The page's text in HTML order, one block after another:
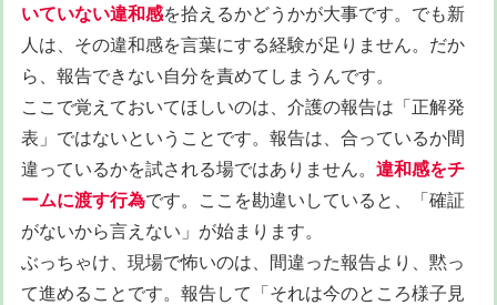
いていない違和感を拾えるかどうかが大事です。でも新
人は、その違和感を言葉にする経験が足りません。だか
ら、報告できない自分を責めてしまうんです。
ここで覚えておいてほしいのは、介護の報告は「正解発
表」ではないということです。報告は、合っているか間
違っているかを試される場ではありません。 違和感をチ
ームに渡す行為です。ここを勘違いしていると、「確証
がないから言えない」が始まります。
ぶっちゃけ、現場で怖いのは、間違った報告より、黙っ
て進めることです。報告して「それは今のところ様子見